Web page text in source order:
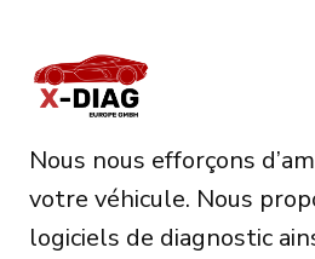
Nous nous efforçons
votre véhicule. Nous
logiciels de diagnostic